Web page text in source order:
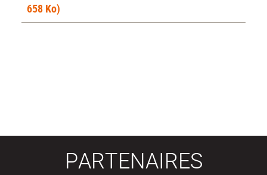
658 Ko)
PARTENAIRES